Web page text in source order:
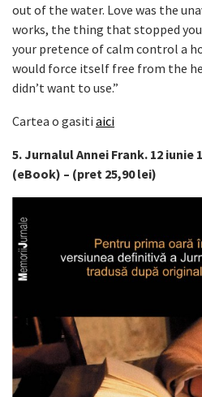
out of the water. Love was the
works, the thing that stopped
your pretence of calm control a
would force itself free from the
didn’t want to use.”
Cartea o gasiti aici
5. Jurnalul Annei Frank. 12 iunie
(eBook) – (pret 25,90 lei)